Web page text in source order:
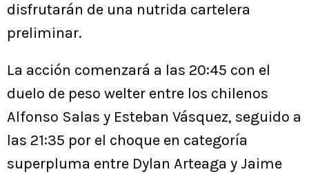
disfrutarán de una nutrida cartelera
preliminar.
La acción comenzará a las 20:45 con el
duelo de peso welter entre los chilenos
Alfonso Salas y Esteban Vásquez, seguido a
las 21:35 por el choque en categoría
superpluma entre Dylan Arteaga y Jaime